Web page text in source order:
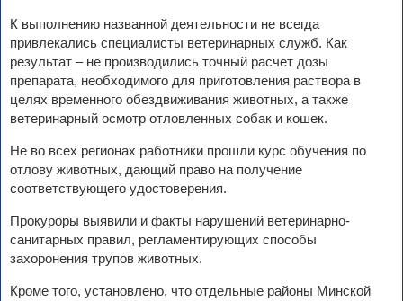
К выполнению названной деятельности не всегда
привлекались специалисты ветеринарных служб. Как
результат – не производились точный расчет дозы
препарата, необходимого для приготовления раствора в
целях временного обездвиживания животных, а также
ветеринарный осмотр отловленных собак и кошек.
Не во всех регионах работники прошли курс обучения по
отлову животных, дающий право на получение
соответствующего удостоверения.
Прокуроры выявили и факты нарушений ветеринарно-
санитарных правил, регламентирующих способы
захоронения трупов животных.
Кроме того, установлено, что отдельные районы Минской